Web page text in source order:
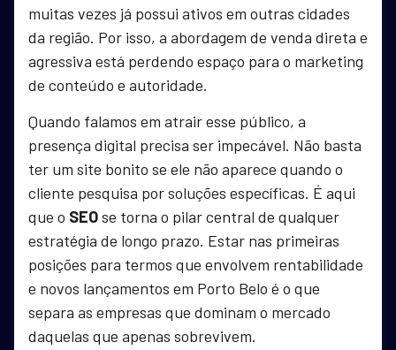
muitas vezes já possui ativos em outras cidades
da região. Por isso, a abordagem de venda direta e
agressiva está perdendo espaço para o marketing
de conteúdo e autoridade.
Quando falamos em atrair esse público, a
presença digital precisa ser impecável. Não basta
ter um site bonito se ele não aparece quando o
cliente pesquisa por soluções específicas. É aqui
que o SEOse torna o pilar central de qualquer
estratégia de longo prazo. Estar nas primeiras
posições para termos que envolvem rentabilidade
e novos lançamentos em Porto Belo é o que
separa as empresas que dominam o mercado
daquelas que apenas sobrevivem.